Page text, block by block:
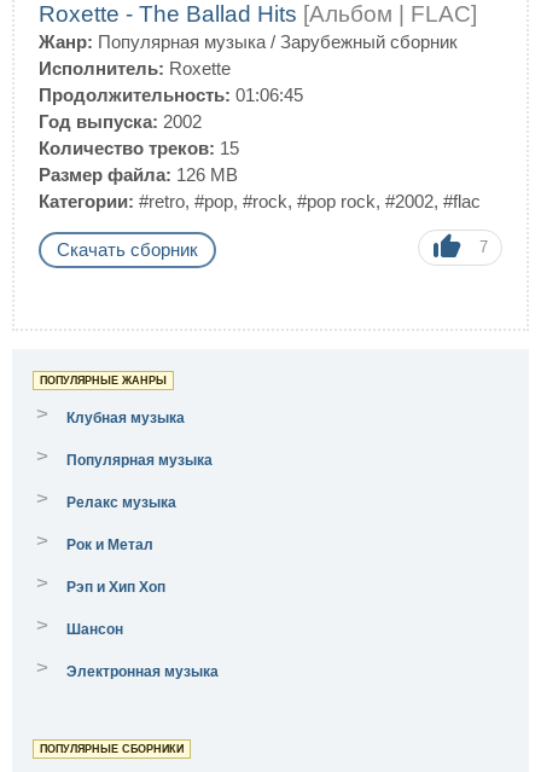
Roxette - The Ballad Hits [Альбом | FLAC]
Жанр: Популярная музыка / Зарубежный сборник
Исполнитель: Roxette
Продолжительность: 01:06:45
Год выпуска: 2002
Количество треков: 15
Размер файла: 126 MB
Категории: #retro, #pop, #rock, #pop rock, #2002, #flac
Скачать сборник 7
ПОПУЛЯРНЫЕ ЖАНРЫ
> Клубная музыка
> Популярная музыка
> Релакс музыка
> Рок и Метал
> Рэп и Хип Хоп
> Шансон
> Электронная музыка
ПОПУЛЯРНЫЕ СБОРНИКИ